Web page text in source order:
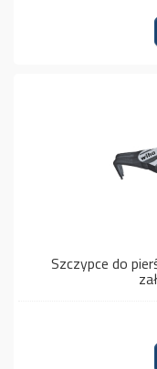
Szczypce do